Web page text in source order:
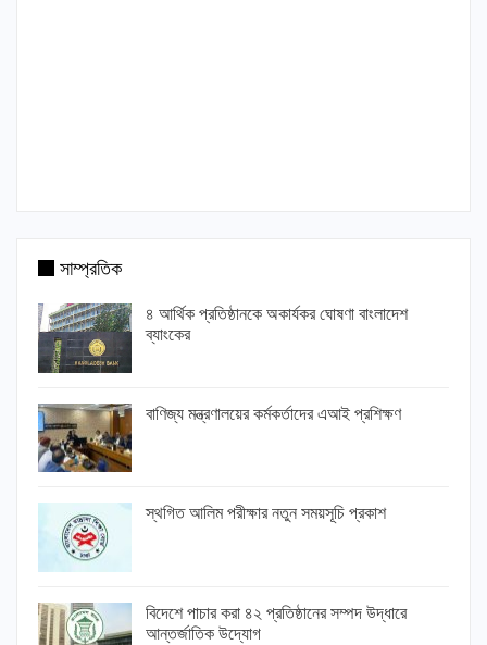
সাম্প্রতিক
৪ আর্থিক প্রতিষ্ঠানকে অকার্যকর ঘোষণা বাংলাদেশ
ব্যাংকের
বাণিজ্য মন্ত্রণালয়ের কর্মকর্তাদের এআই প্রশিক্ষণ
স্থগিত আলিম পরীক্ষার নতুন সময়সূচি প্রকাশ
বিদেশে পাচার করা ৪২ প্রতিষ্ঠানের সম্পদ উদ্ধারে
আন্তর্জাতিক উদ্যোগ